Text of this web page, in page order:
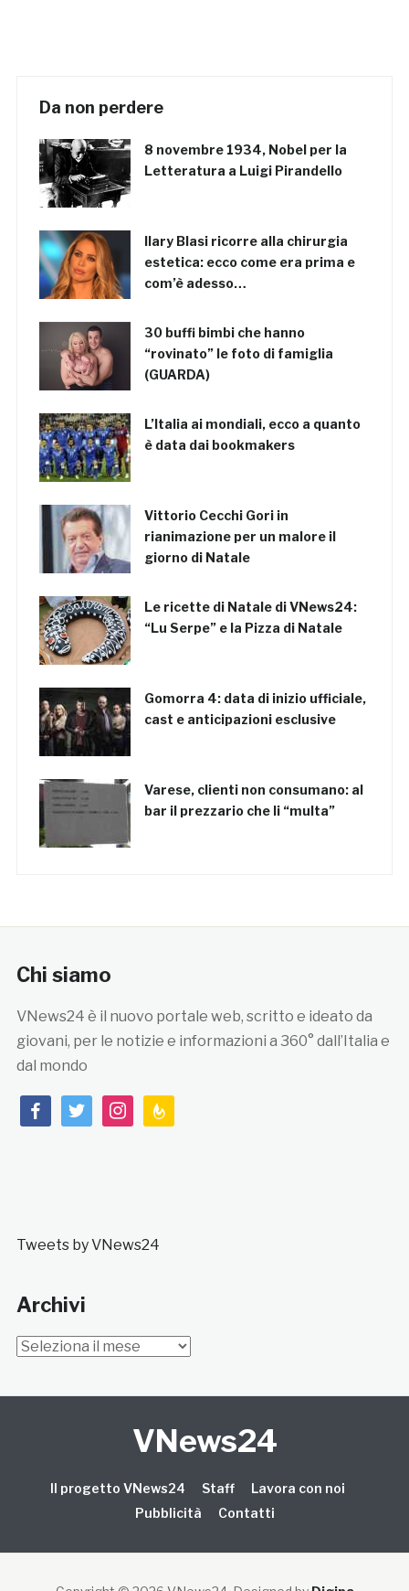
Da non perdere
8 novembre 1934, Nobel per la
Letteratura a Luigi Pirandello
Ilary Blasi ricorre alla chirurgia
estetica: ecco come era prima e
com’è adesso…
30 buffi bimbi che hanno
“rovinato” le foto di famiglia
(GUARDA)
L’Italia ai mondiali, ecco a quanto
è data dai bookmakers
Vittorio Cecchi Gori in
rianimazione per un malore il
giorno di Natale
Le ricette di Natale di VNews24:
“Lu Serpe” e la Pizza di Natale
Gomorra 4: data di inizio ufficiale,
cast e anticipazioni esclusive
Varese, clienti non consumano: al
bar il prezzario che li “multa”
Chi siamo
VNews24 è il nuovo portale web, scritto e ideato da
giovani, per le notizie e informazioni a 360° dall’Italia e
dal mondo
facebooktwitterinstagramfeedburner
Tweets by VNews24
Archivi
Archivi
VNews24
Il progetto VNews24 Staff
Lavora con noi
Pubblicità
Contatti